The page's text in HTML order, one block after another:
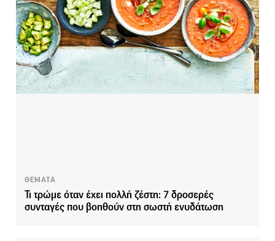
ΘΕΜΑΤΑ
Τι τρώμε όταν έχει πολλή ζέστη: 7 δροσερές
συνταγές που βοηθούν στη σωστή ενυδάτωση